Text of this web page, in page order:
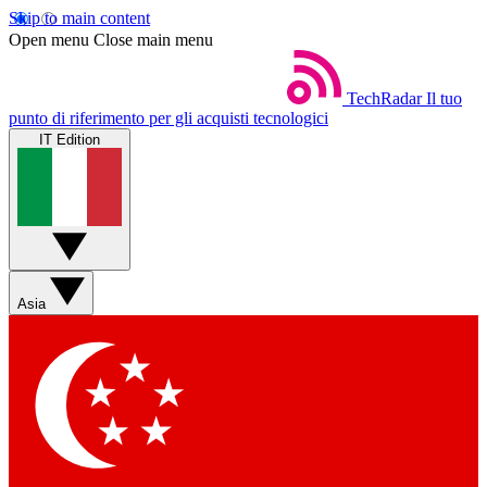
Skip to main content
Open menu Close main menu
TechRadar Il tuo
punto di riferimento per gli acquisti tecnologici
IT Edition
Asia